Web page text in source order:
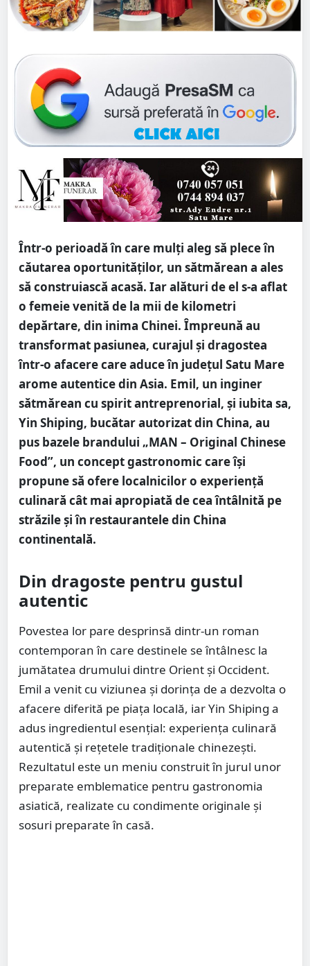
Într-o perioadă în care mulți aleg să plece în
căutarea oportunităților, un sătmărean a ales
să construiască acasă. Iar alături de el s-a aflat
o femeie venită de la mii de kilometri
depărtare, din inima Chinei. Împreună au
transformat pasiunea, curajul și dragostea
într-o afacere care aduce în județul Satu Mare
arome autentice din Asia. Emil, un inginer
sătmărean cu spirit antreprenorial, și iubita sa,
Yin Shiping, bucătar autorizat din China, au
pus bazele brandului „MAN – Original Chinese
Food”, un concept gastronomic care își
propune să ofere localnicilor o experiență
culinară cât mai apropiată de cea întâlnită pe
străzile și în restaurantele din China
continentală.
Din dragoste pentru gustul
autentic
Povestea lor pare desprinsă dintr-un roman
contemporan în care destinele se întâlnesc la
jumătatea drumului dintre Orient și Occident.
Emil a venit cu viziunea și dorința de a dezvolta o
afacere diferită pe piața locală, iar Yin Shiping a
adus ingredientul esențial: experiența culinară
autentică și rețetele tradiționale chinezești.
Rezultatul este un meniu construit în jurul unor
preparate emblematice pentru gastronomia
asiatică, realizate cu condimente originale și
sosuri preparate în casă.